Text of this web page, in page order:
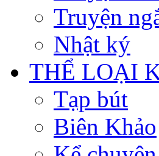
Truyện
Nhật ký
THỂ LOẠI
Tạp bút
Biên Khảo